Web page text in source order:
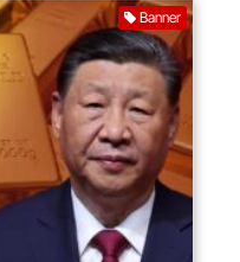
Banner